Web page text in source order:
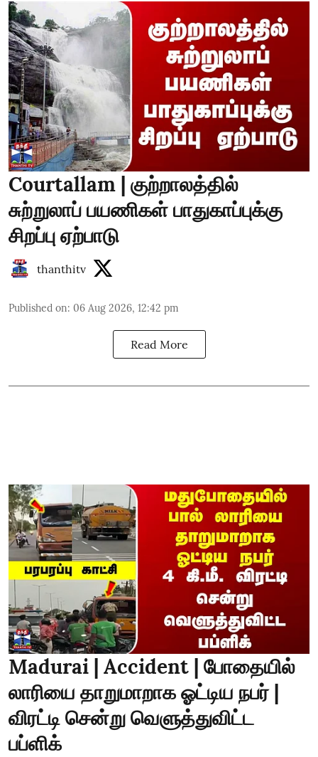
Courtallam | குற்றாலத்தில்
சுற்றுலாப் பயணிகள் பாதுகாப்புக்கு
சிறப்பு ஏற்பாடு
thanthitv
Published on: 06 Aug 2026, 12:42 pm
Read More
Madurai | Accident | போதையில்
லாரியை தாறுமாறாக ஓட்டிய நபர் |
விரட்டி சென்று வெளுத்துவிட்ட
பப்ளிக்